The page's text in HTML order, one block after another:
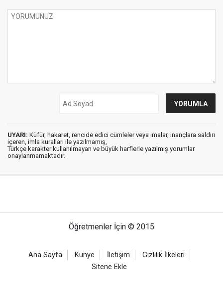
UYARI: Küfür, hakaret, rencide edici cümleler veya imalar, inançlara saldırı
içeren, imla kuralları ile yazılmamış,
Türkçe karakter kullanılmayan ve büyük harflerle yazılmış yorumlar
onaylanmamaktadır.
Öğretmenler İçin © 2015
Ana Sayfa Künye İletişim
Gizlilik İlkeleri
Sitene Ekle